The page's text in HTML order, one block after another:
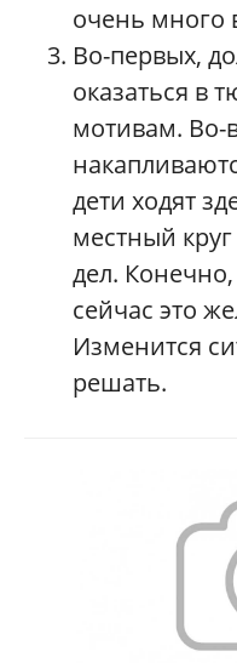
очень много
Во-первых,
оказаться в
мотивам. Во-
дети ходят
местный
дел. Конечно,
сейчас это
Изменится
решать.